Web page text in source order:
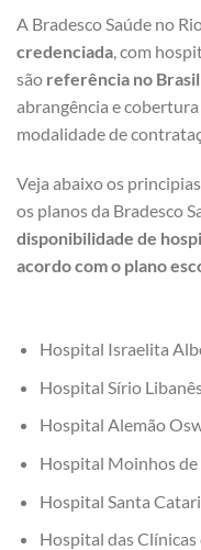
A Bradesco Saúde no
credenciada , com
são referência no Brasil
abrangência e
modalidade de
Veja abaixo os
os planos da Bradesco
disponibilidade de
acordo com o plano
Hospital Israelita
Hospital Sírio
Hospital Alemão
Hospital Moinhos de
Hospital Santa
Hospital das Clínicas